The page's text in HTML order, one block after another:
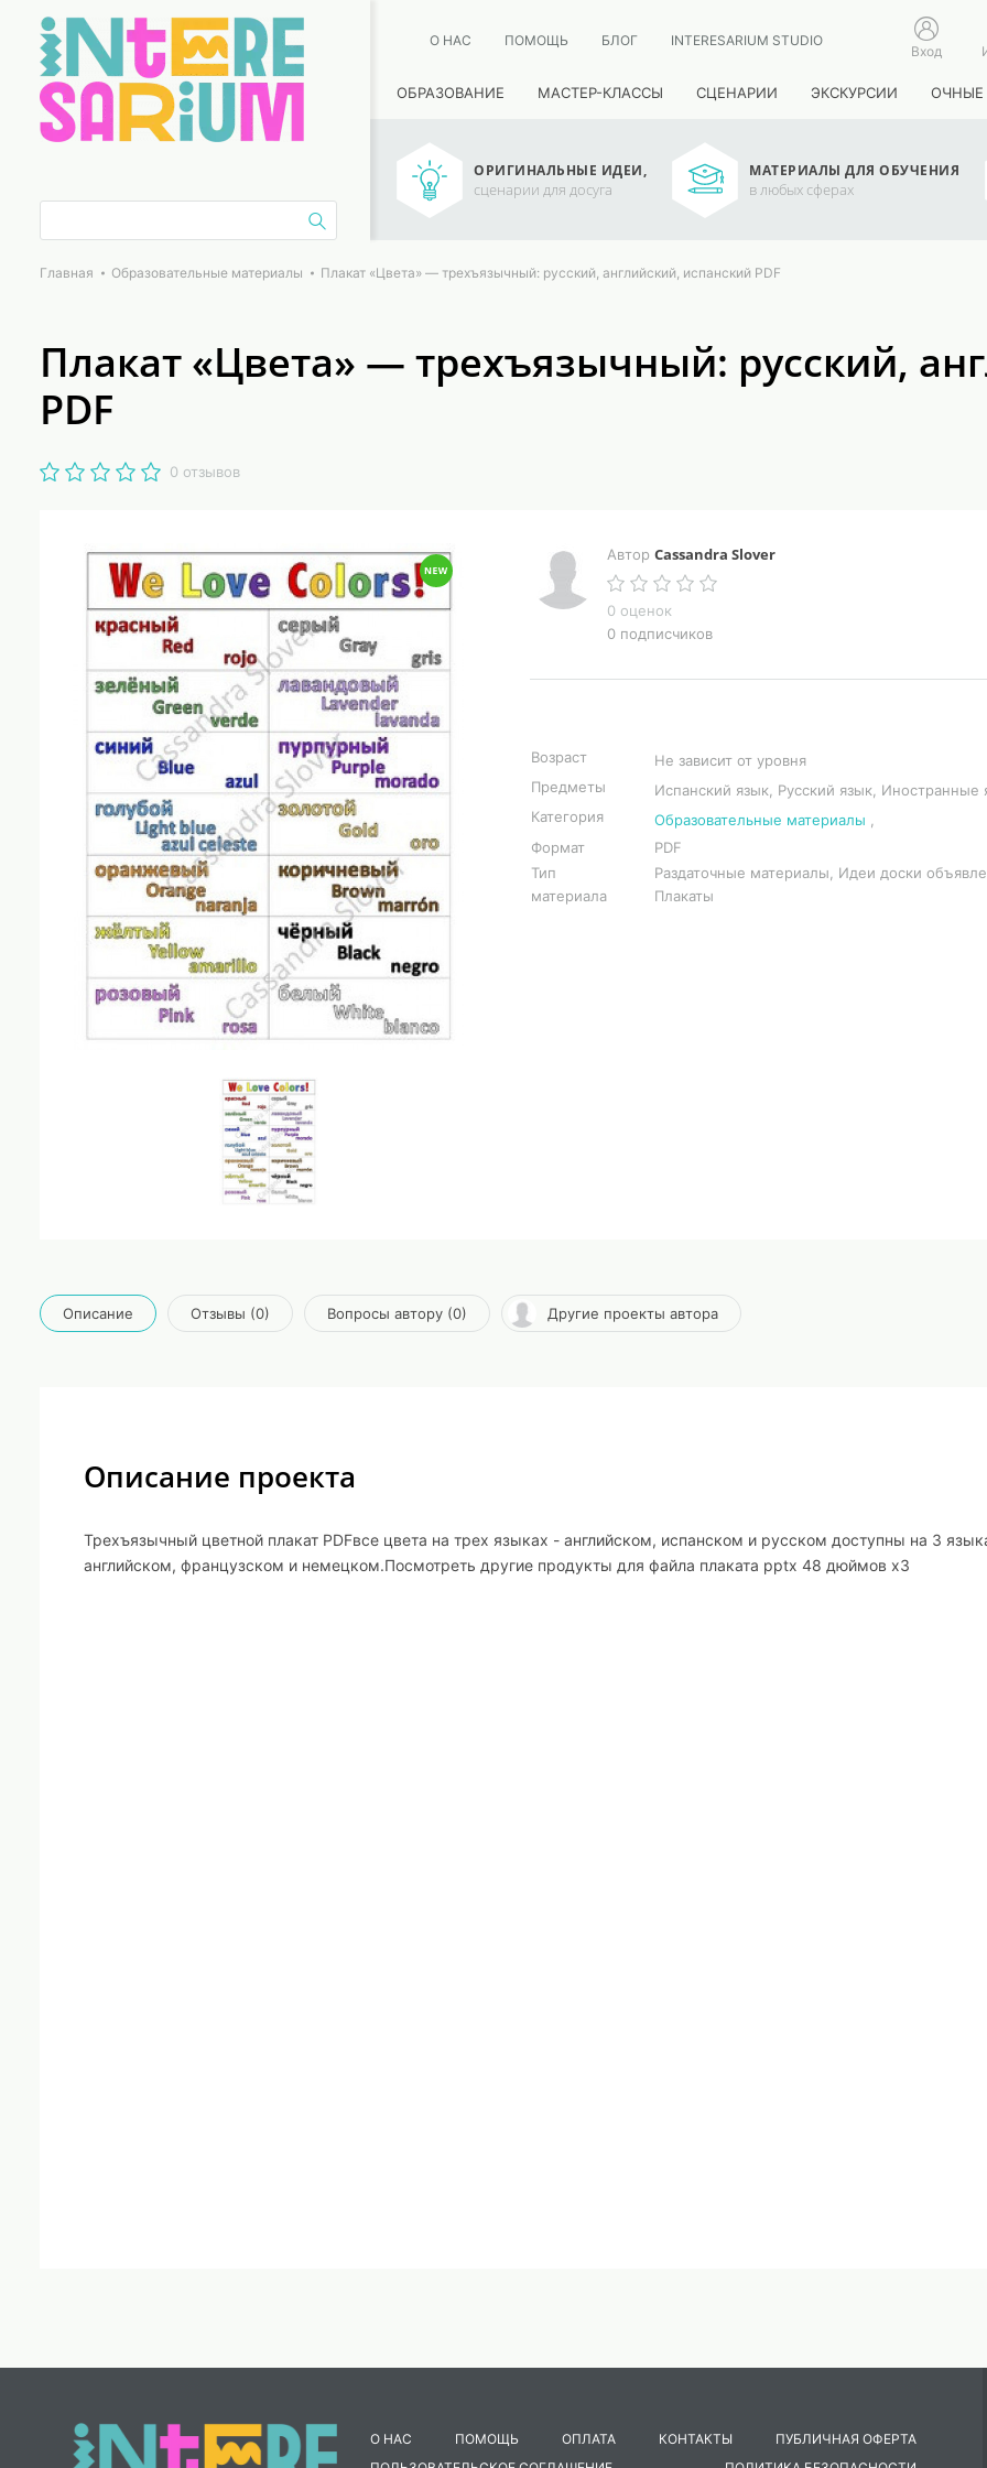
О НАС ПОМОЩЬ БЛОГ INTERESARIUM STUDIO
Вход
ОБРАЗОВАНИЕ МАСТЕР-КЛАССЫ СЦЕНАРИИ ЭКСКУРСИИ ОЧНЫЕ
ОРИГИНАЛЬНЫЕ ИДЕИ,
сценарии для досуга
МАТЕРИАЛЫ ДЛЯ ОБУЧЕНИЯ
в любых сферах
Главная Образовательные материалы Плакат «Цвета» — трехъязычный: русский, английский, испанский PDF
Плакат «Цвета» — трехъязычный: русский,
PDF
0 отзывов
Автор Cassandra Slover
0 оценок
0 подписчиков
Возраст
Не зависит от уровня
Предметы
Испанский язык, Русский язык, Иностранные
Категория
Образовательные материалы
Формат
PDF
Тип
материала
Раздаточные материалы, Идеи доски
Плакаты
Описание Отзывы (0) Вопросы автору (0) Другие проекты автора
Описание проекта
Трехъязычный цветной плакат PDFвсе цвета на трех языках - английском, испанском и русском доступны на 3
английском, французском и немецком.Посмотреть другие продукты для файла плаката pptx 48 дюймов x3
О НАС ПОМОЩЬ ОПЛАТА КОНТАКТЫ
ПУБЛИЧНАЯ ОФЕРТА